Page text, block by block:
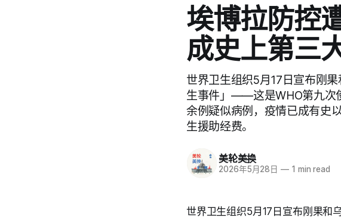
埃博拉防控
成史上第三
世界卫生组织5月17日宣布刚
生事件」——这是WHO第九次
余例疑似病例，疫情已成有史
生援助经费。
美轮美换
2026年5月28日 — 1 min read
世界卫生组织5月17日宣布刚果和